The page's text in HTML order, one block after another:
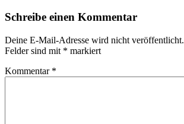
Schreibe einen Kommentar
Deine E-Mail-Adresse wird nicht veröffentlicht.
Felder sind mit * markiert
Kommentar *